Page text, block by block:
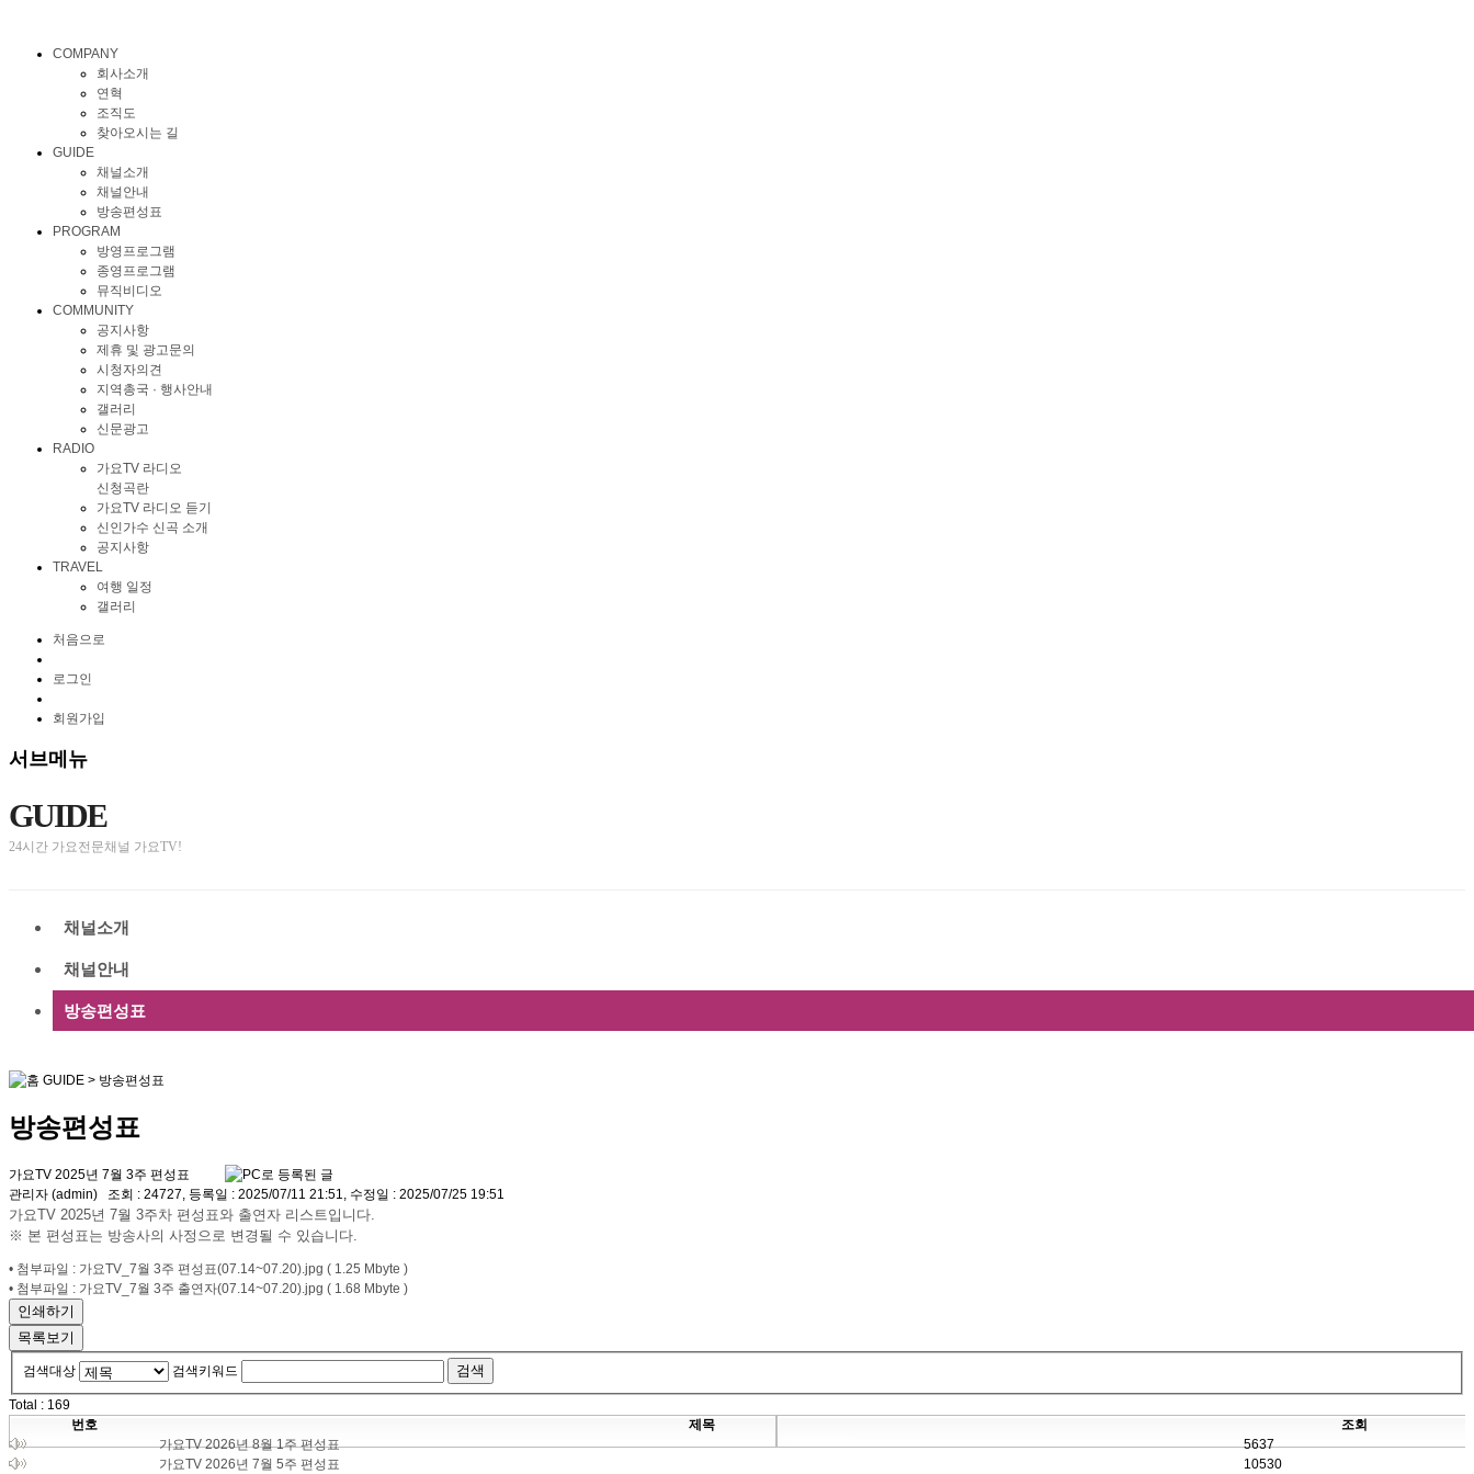
COMPANY
회사소개
연혁
조직도
찾아오시는 길
GUIDE
채널소개
채널안내
방송편성표
PROGRAM
방영프로그램
종영프로그램
뮤직비디오
COMMUNITY
공지사항
제휴 및 광고문의
시청자의견
지역총국 · 행사안내
갤러리
신문광고
RADIO
가요TV 라디오
신청곡란
가요TV 라디오 듣기
신인가수 신곡 소개
공지사항
TRAVEL
여행 일정
갤러리
처음으로
로그인
회원가입
서브메뉴
GUIDE
24시간 가요전문채널 가요TV!
채널소개
채널안내
방송편성표
GUIDE > 방송편성표
방송편성표
가요TV 2025년 7월 3주 편성표
관리자 (admin) 조회 : 24727, 등록일 : 2025/07/11 21:51, 수정일 : 2025/07/25 19:51
가요TV 2025년 7월 3주차 편성표와 출연자 리스트입니다.
※ 본 편성표는 방송사의 사정으로 변경될 수 있습니다.
• 첨부파일 : 가요TV_7월 3주 편성표(07.14~07.20).jpg ( 1.25 Mbyte )
• 첨부파일 : 가요TV_7월 3주 출연자(07.14~07.20).jpg ( 1.68 Mbyte )
인쇄하기
목록보기
검색대상 검색키워드 검색
Total : 169
번호
제목
조회
가요TV 2026년 8월 1주 편성표
5637
가요TV 2026년 7월 5주 편성표
10530